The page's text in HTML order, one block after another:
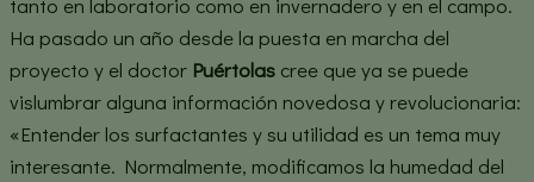
Ha pasado un año desde la puesta en marcha del
proyecto y el doctor Puértolas cree que ya se puede
vislumbrar alguna información novedosa y revolucionaria:
«Entender los surfactantes y su utilidad es un tema muy
interesante. Normalmente, modificamos la humedad del